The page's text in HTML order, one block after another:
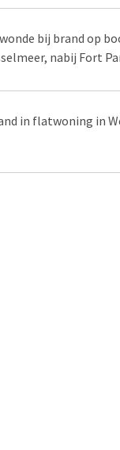
bij brand op
nabij Fort
in flatwoning in